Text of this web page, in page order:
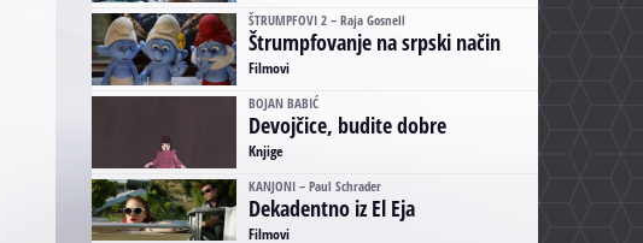
ŠTRUMPFOVI 2 – Raja Gosnell
Štrumpfovanje na srpski način
Filmovi
BOJAN BABIĆ
Devojčice, budite dobre
Knjige
KANJONI – Paul Schrader
Dekadentno iz El Eja
Filmovi